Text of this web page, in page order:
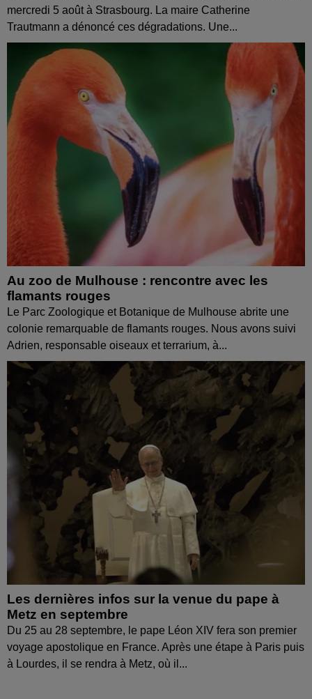
mercredi 5 août à Strasbourg. La maire Catherine
Trautmann a dénoncé ces dégradations. Une...
Au zoo de Mulhouse : rencontre avec les
flamants rouges
Le Parc Zoologique et Botanique de Mulhouse abrite une
colonie remarquable de flamants rouges. Nous avons suivi
Adrien, responsable oiseaux et terrarium, à...
Les dernières infos sur la venue du pape à
Metz en septembre
Du 25 au 28 septembre, le pape Léon XIV fera son premier
voyage apostolique en France. Après une étape à Paris puis
à Lourdes, il se rendra à Metz, où il...